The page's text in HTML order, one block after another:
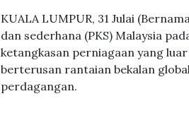
KUALA LUMPUR, 31 Julai
dan sederhana (PKS) Malaysia
ketangkasan perniagaan yang
berterusan rantaian bekalan
perdagangan.